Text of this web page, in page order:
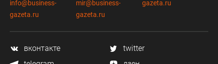
info@business-
gazeta.ru
mir@business-
gazeta.ru
gazeta.ru
вконтакте
twitter